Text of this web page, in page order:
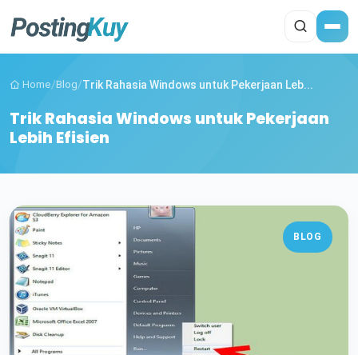
Home/Blog/Trik Rahasia Windows untuk Pekerjaan Leb...
Trik Rahasia Windows untuk Pekerjaan
Lebih Efisien
BLOG